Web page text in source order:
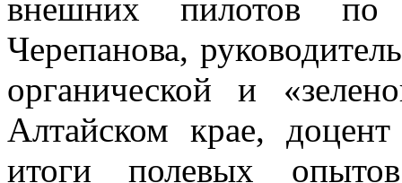
внешних пилотов
Черепанова,
органической и
Алтайском крае,
итоги полевых